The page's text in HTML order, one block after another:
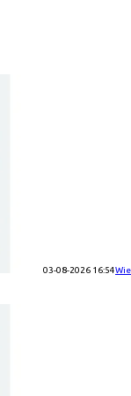
03-08-2026 16:54